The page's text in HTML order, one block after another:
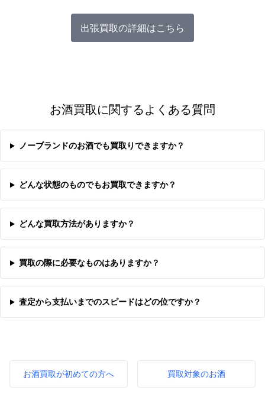
出張買取の詳細はこちら
お酒買取に関するよくある質問
ノーブランドのお酒でも買取りできますか？
どんな状態のものでもお買取できますか？
どんな買取方法がありますか？
買取の際に必要なものはありますか？
査定から支払いまでのスピードはどの位ですか？
お酒買取が初めての方へ 買取対象のお酒